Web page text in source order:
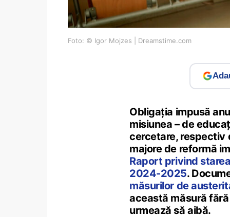
Foto: © Igor Mojzes | Dreamstime.com
Obligația impusă
misiunea – de
cercetare, respectiv
majore de reformă
Raport privind
2024-2025.
măsurilor de
această măsură
urmează să aibă.